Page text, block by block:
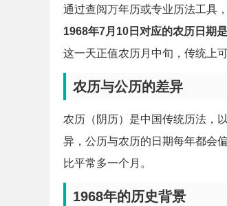
通过查阅万年历或专业历法工具
1968年7月10日对应的农历日期
这一天正值农历月中旬，传统上
农历与公历的差异
农历（阴历）是中国传统历法，
异，公历与农历的日期每年都会
比平常多一个月。
1968年的历史背景